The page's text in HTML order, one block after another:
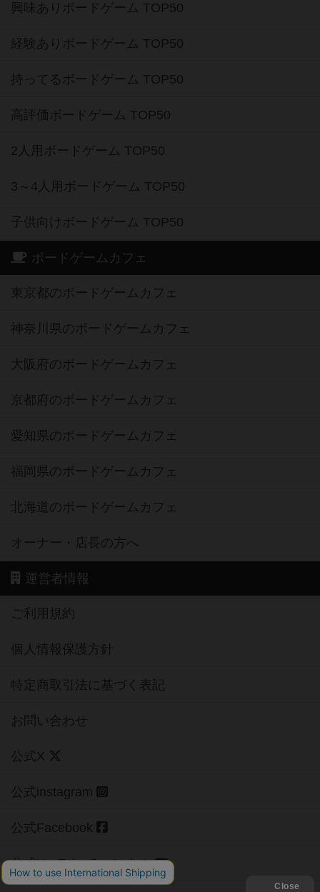
興味ありボードゲーム TOP50
経験ありボードゲーム TOP50
持ってるボードゲーム TOP50
高評価ボードゲーム TOP50
2人用ボードゲーム TOP50
3～4人用ボードゲーム TOP50
子供向けボードゲーム TOP50
ボードゲームカフェ
東京都のボードゲームカフェ
神奈川県のボードゲームカフェ
大阪府のボードゲームカフェ
京都府のボードゲームカフェ
愛知県のボードゲームカフェ
福岡県のボードゲームカフェ
北海道のボードゲームカフェ
オーナー・店長の方へ
運営者情報
ご利用規約
個人情報保護方針
特定商取引法に基づく表記
お問い合わせ
公式X
公式instagram
公式Facebook
公式YouTubeチャンネル